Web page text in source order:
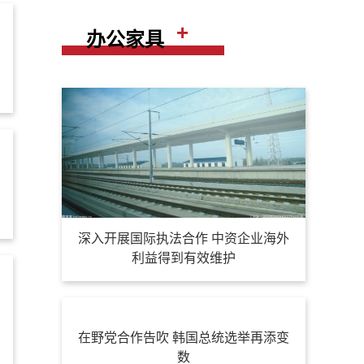
办公家具 +
深入开展国际执法合作 中资企业海外
利益得到有效维护
在野党合作告吹 韩国总统选举再添变
数